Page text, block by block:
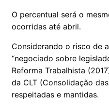
O percentual será o
ocorridas até abril.
Considerando o risco de
“negociado sobre
Reforma Trabalhista
da CLT (Consolidação
respeitadas e mantidas.